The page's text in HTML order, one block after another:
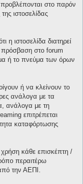
στο παρόν
ιστοσελίδας
η ιστοσελίδα διατηρεί
πρόσβαση στο forum
ή το πνεύμα των όρων
ή να κλείνουν το
ανάλογα με τα
ανάλογα με τη
επιτρέπεται
καταφόρτωσης
χρήση κάθε επισκέπτη /
περαιτέρω
την ΑΕΠΙ.